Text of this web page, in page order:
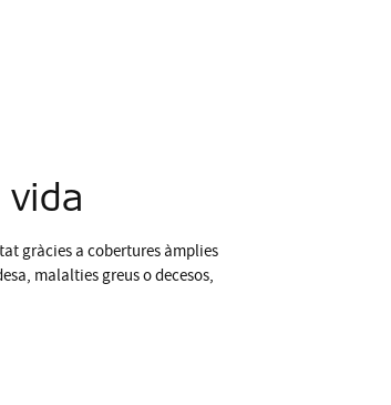
vida
gràcies a cobertures àmplies
malalties greus o decesos,